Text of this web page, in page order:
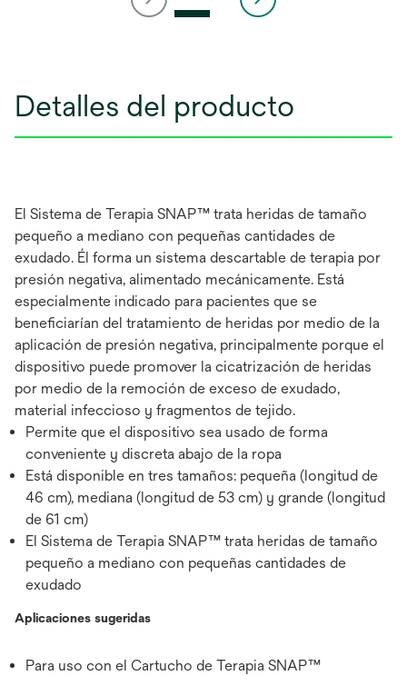
Detalles del producto
El Sistema de Terapia SNAP™ trata heridas de tamaño
pequeño a mediano con pequeñas cantidades de
exudado. Él forma un sistema descartable de terapia por
presión negativa, alimentado mecánicamente. Está
especialmente indicado para pacientes que se
beneficiarían del tratamiento de heridas por medio de la
aplicación de presión negativa, principalmente porque el
dispositivo puede promover la cicatrización de heridas
por medio de la remoción de exceso de exudado,
material infeccioso y fragmentos de tejido.
Permite que el dispositivo sea usado de forma
conveniente y discreta abajo de la ropa
Está disponible en tres tamaños: pequeña (longitud de
46 cm), mediana (longitud de 53 cm) y grande (longitud
de 61 cm)
El Sistema de Terapia SNAP™ trata heridas de tamaño
pequeño a mediano con pequeñas cantidades de
exudado
Aplicaciones sugeridas
Para uso con el Cartucho de Terapia SNAP™